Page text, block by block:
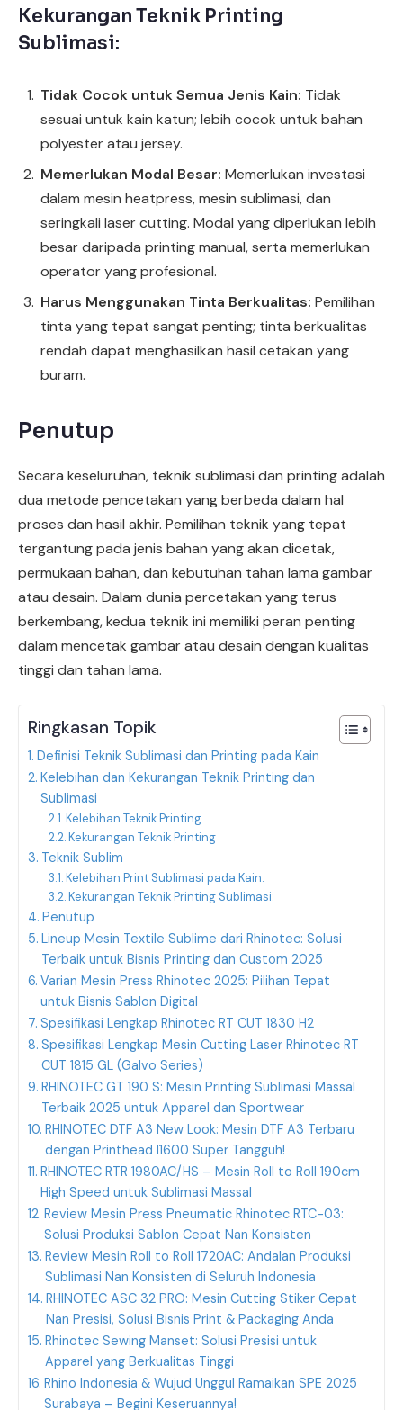
Kekurangan Teknik Printing
Sublimasi:
Tidak Cocok untuk Semua Jenis Kain: Tidak
sesuai untuk kain katun; lebih cocok untuk bahan
polyester atau jersey.
Memerlukan Modal Besar: Memerlukan investasi
dalam mesin heatpress, mesin sublimasi, dan
seringkali laser cutting. Modal yang diperlukan lebih
besar daripada printing manual, serta memerlukan
operator yang profesional.
Harus Menggunakan Tinta Berkualitas: Pemilihan
tinta yang tepat sangat penting; tinta berkualitas
rendah dapat menghasilkan hasil cetakan yang
buram.
Penutup
Secara keseluruhan, teknik sublimasi dan printing adalah
dua metode pencetakan yang berbeda dalam hal
proses dan hasil akhir. Pemilihan teknik yang tepat
tergantung pada jenis bahan yang akan dicetak,
permukaan bahan, dan kebutuhan tahan lama gambar
atau desain. Dalam dunia percetakan yang terus
berkembang, kedua teknik ini memiliki peran penting
dalam mencetak gambar atau desain dengan kualitas
tinggi dan tahan lama.
Ringkasan Topik
Definisi Teknik Sublimasi dan Printing pada Kain
Kelebihan dan Kekurangan Teknik Printing dan
Sublimasi
Kelebihan Teknik Printing
Kekurangan Teknik Printing
Teknik Sublim
Kelebihan Print Sublimasi pada Kain:
Kekurangan Teknik Printing Sublimasi:
Penutup
Lineup Mesin Textile Sublime dari Rhinotec: Solusi
Terbaik untuk Bisnis Printing dan Custom 2025
Varian Mesin Press Rhinotec 2025: Pilihan Tepat
untuk Bisnis Sablon Digital
Spesifikasi Lengkap Rhinotec RT CUT 1830 H2
Spesifikasi Lengkap Mesin Cutting Laser Rhinotec RT
CUT 1815 GL (Galvo Series)
RHINOTEC GT 190 S: Mesin Printing Sublimasi Massal
Terbaik 2025 untuk Apparel dan Sportwear
RHINOTEC DTF A3 New Look: Mesin DTF A3 Terbaru
dengan Printhead I1600 Super Tangguh!
RHINOTEC RTR 1980AC/HS – Mesin Roll to Roll 190cm
High Speed untuk Sublimasi Massal
Review Mesin Press Pneumatic Rhinotec RTC-03:
Solusi Produksi Sablon Cepat Nan Konsisten
Review Mesin Roll to Roll 1720AC: Andalan Produksi
Sublimasi Nan Konsisten di Seluruh Indonesia
RHINOTEC ASC 32 PRO: Mesin Cutting Stiker Cepat
Nan Presisi, Solusi Bisnis Print & Packaging Anda
Rhinotec Sewing Manset: Solusi Presisi untuk
Apparel yang Berkualitas Tinggi
Rhino Indonesia & Wujud Unggul Ramaikan SPE 2025
Surabaya – Begini Keseruannya!